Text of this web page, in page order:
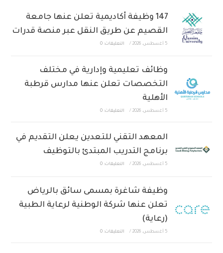
147 وظيفة أكاديمية تعلن عنها جامعة
القصيم عن طريق النقل عبر منصة قدرات
5 أغسطس، 2026 / التعليقات: 0
وظائف تعليمية وإدارية في مختلف
التخصصات تعلن عنها مدارس قرطبة
الأهلية
5 أغسطس، 2026 / التعليقات: 0
المعهد التقني للتعدين يعلن التقديم في
برنامج التدريب المبتدئ بالتوظيف
5 أغسطس، 2026 / التعليقات: 0
وظيفة شاغرة بمسمى سائق بالرياض
تعلن عنها شركة الوطنية لرعاية الطبية
(رعاية)
5 أغسطس، 2026 / التعليقات: 0